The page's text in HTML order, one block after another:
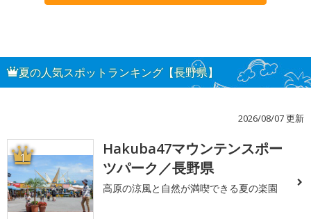
夏の人気スポットランキング【長野県】
2026/08/07 更新
1
Hakuba47マウンテンスポー
ツパーク／長野県
高原の涼風と自然が満喫できる夏の楽園